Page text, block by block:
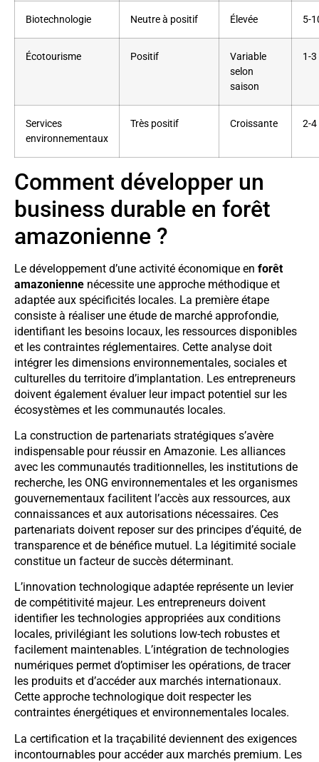
Biotechnologie Neutre à positif Élevée 5-
Écotourisme Positif
Variable
selon
saison
1-
Services
environnementaux
Très positif Croissante 2-4
Comment développer un
business durable en forêt
amazonienne ?
Le développement d’une activité économique en forêt
amazonienne nécessite une approche méthodique et
adaptée aux spécificités locales. La première étape
consiste à réaliser une étude de marché approfondie,
identifiant les besoins locaux, les ressources disponibles
et les contraintes réglementaires. Cette analyse doit
intégrer les dimensions environnementales, sociales et
culturelles du territoire d’implantation. Les entrepreneurs
doivent également évaluer leur impact potentiel sur les
écosystèmes et les communautés locales.
La construction de partenariats stratégiques s’avère
indispensable pour réussir en Amazonie. Les alliances
avec les communautés traditionnelles, les institutions de
recherche, les ONG environnementales et les organismes
gouvernementaux facilitent l’accès aux ressources, aux
connaissances et aux autorisations nécessaires. Ces
partenariats doivent reposer sur des principes d’équité, de
transparence et de bénéfice mutuel. La légitimité sociale
constitue un facteur de succès déterminant.
L’innovation technologique adaptée représente un levier
de compétitivité majeur. Les entrepreneurs doivent
identifier les technologies appropriées aux conditions
locales, privilégiant les solutions low-tech robustes et
facilement maintenables. L’intégration de technologies
numériques permet d’optimiser les opérations, de tracer
les produits et d’accéder aux marchés internationaux.
Cette approche technologique doit respecter les
contraintes énergétiques et environnementales locales.
La certification et la traçabilité deviennent des exigences
incontournables pour accéder aux marchés premium. Les